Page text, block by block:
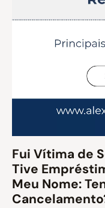
Fui Vítima de
Tive
Meu Nome: